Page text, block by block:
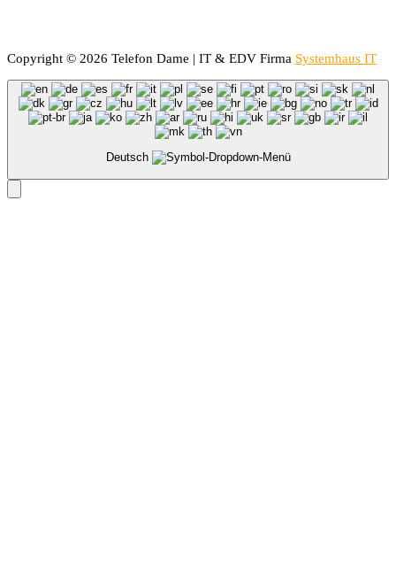
Copyright © 2026 Telefon Dame | IT & EDV Firma Systemhaus IT
Deutsch